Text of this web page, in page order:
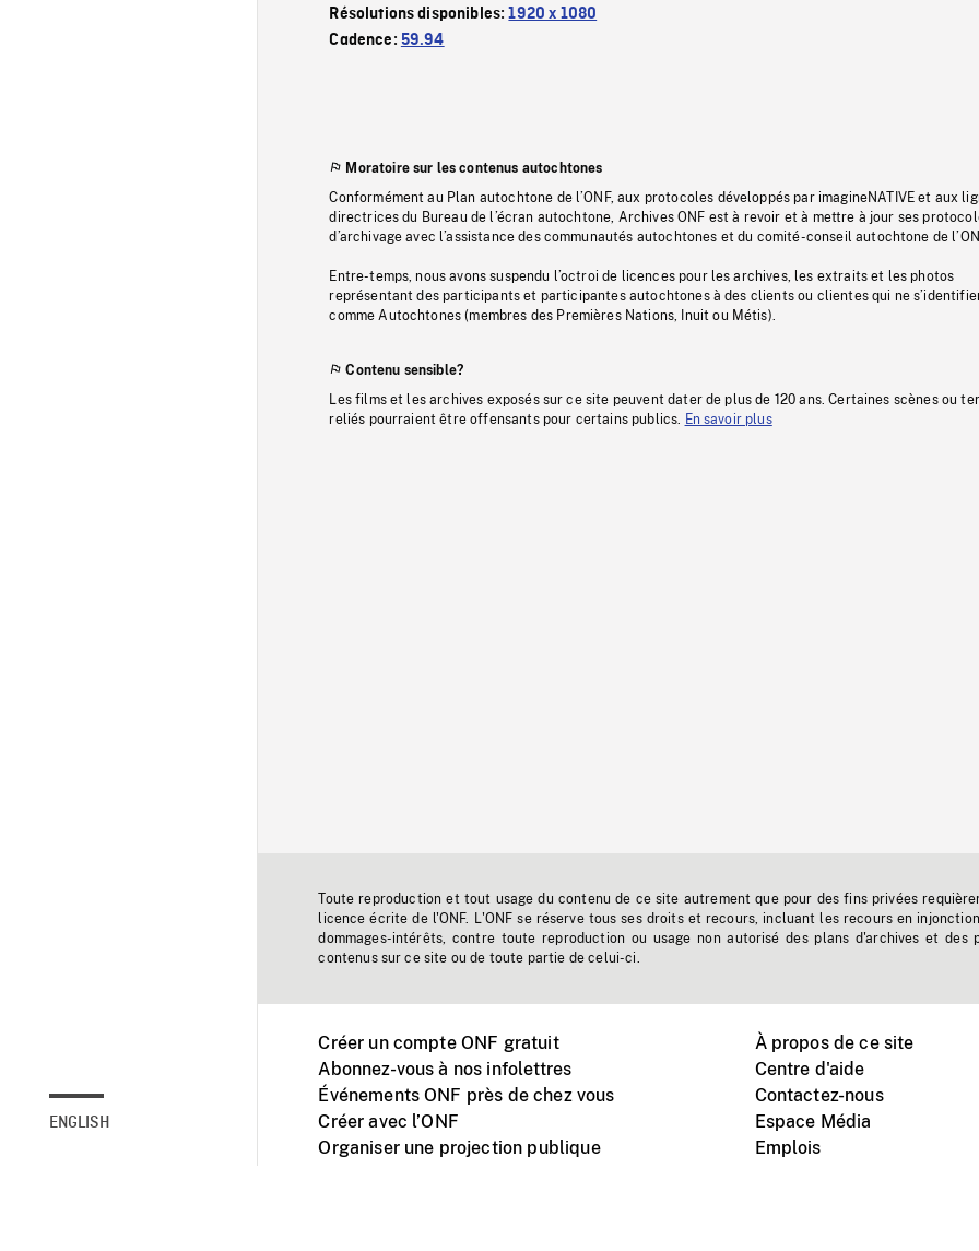
ENGLISH
Résolutions disponibles:1920 x 1080
Cadence: 59.94
Moratoire sur les contenus autochtones
Conformément au Plan autochtone de l’ONF, aux protocoles développés par imagineNATIVE et aux
directrices du Bureau de l’écran autochtone, Archives ONF est à revoir et à mettre à jour ses
d’archivage avec l’assistance des communautés autochtones et du comité-conseil autochtone de
Entre-temps, nous avons suspendu l’octroi de licences pour les archives, les extraits et les photos
représentant des participants et participantes autochtones à des clients ou clientes qui ne
comme Autochtones (membres des Premières Nations, Inuit ou Métis).
Contenu sensible?
Les films et les archives exposés sur ce site peuvent dater de plus de 120 ans. Certaines scènes ou
reliés pourraient être offensants pour certains publics.
En savoir plus
Toute reproduction et tout usage du contenu de ce site autrement que pour des fins privées
licence écrite de l'ONF. L'ONF se réserve tous ses droits et recours, incluant les recours en
dommages-intérêts, contre toute reproduction ou usage non autorisé des plans d'archives et des
contenus sur ce site ou de toute partie de celui-ci.
Créer un compte ONF gratuit
Abonnez-vous à nos infolettres
Événements ONF près de chez vous
Créer avec l’ONF
Organiser une projection publique
À propos de ce site
Centre d'aide
Contactez-nous
Espace Média
Emplois